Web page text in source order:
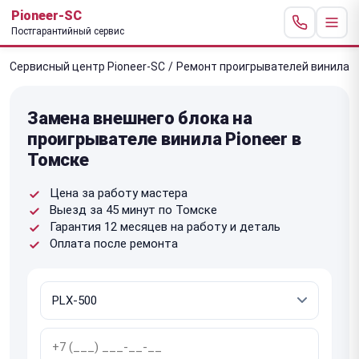
Pioneer-SC
Постгарантийный сервис
Сервисный центр Pioneer-SC / Ремонт проигрывателей винила
Замена внешнего блока на
проигрывателе винила Pioneer в
Томске
Цена за работу мастера
Выезд за 45 минут по Томске
Гарантия 12 месяцев на работу и деталь
Оплата после ремонта